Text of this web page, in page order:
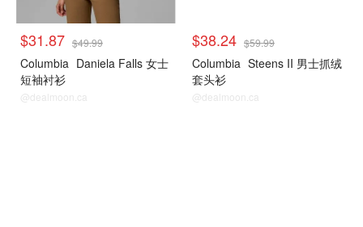
$31.87 $49.99
Columbia Daniela Falls 女士
短袖衬衫
@dealmoon.ca
$38.24 $59.99
Columbia Steens II 男士抓绒
套头衫
@dealmoon.ca